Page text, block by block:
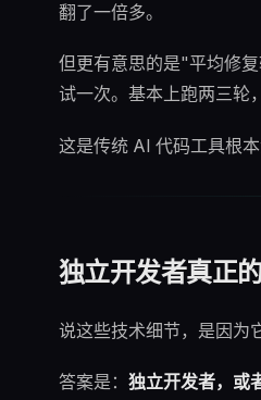
翻了一倍多。
但更有意思的是"平均修
试一次。基本上跑两三轮
这是传统 AI 代码工具根
独立开发者真正
说这些技术细节，是因为
答案是： 独立开发者，或